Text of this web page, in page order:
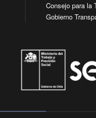
Consejo para la
Gobierno